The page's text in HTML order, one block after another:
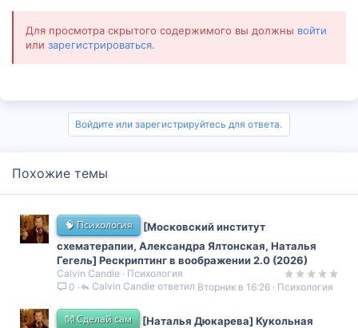
Для просмотра скрытого содержимого вы должны войти
или зарегистрироваться.
Войдите или зарегистрируйтесь для ответа.
Похожие темы
🧠 Психология
[Московский институт
схематерапии, Александра Ялтонская, Наталья
Гегель] Рескриптинг в воображении 2.0 (2026)
Calvin Candie
Психология
0
Психология
Вторник в 16:26
Calvin Candie
👐 Сделай сам
[Наталья Дюкарева] Кукольная